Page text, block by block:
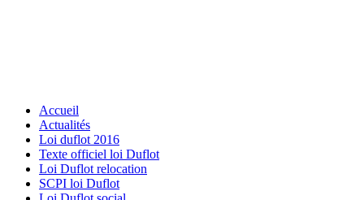
Accueil
Actualités
Loi duflot 2016
Texte officiel loi Duflot
Loi Duflot relocation
SCPI loi Duflot